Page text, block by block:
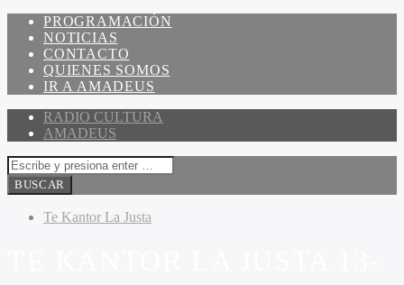
PROGRAMACIÓN
NOTICIAS
CONTACTO
QUIENES SOMOS
IR A AMADEUS
RADIO CULTURA
AMADEUS
Te Kantor La Justa